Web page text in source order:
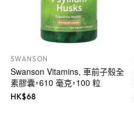
SWANSON
Swanson Vitamins, 車前子殼全
素膠囊，610 毫克，100 粒
HK$68